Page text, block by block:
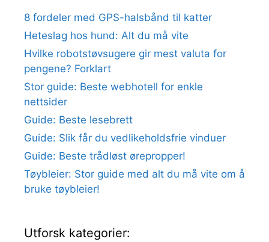
8 fordeler med GPS-halsbånd til katter
Heteslag hos hund: Alt du må vite
Hvilke robotstøvsugere gir mest valuta for
pengene? Forklart
Stor guide: Beste webhotell for enkle
nettsider
Guide: Beste lesebrett
Guide: Slik får du vedlikeholdsfrie vinduer
Guide: Beste trådløst ørepropper!
Tøybleier: Stor guide med alt du må vite om å
bruke tøybleier!
Utforsk kategorier: